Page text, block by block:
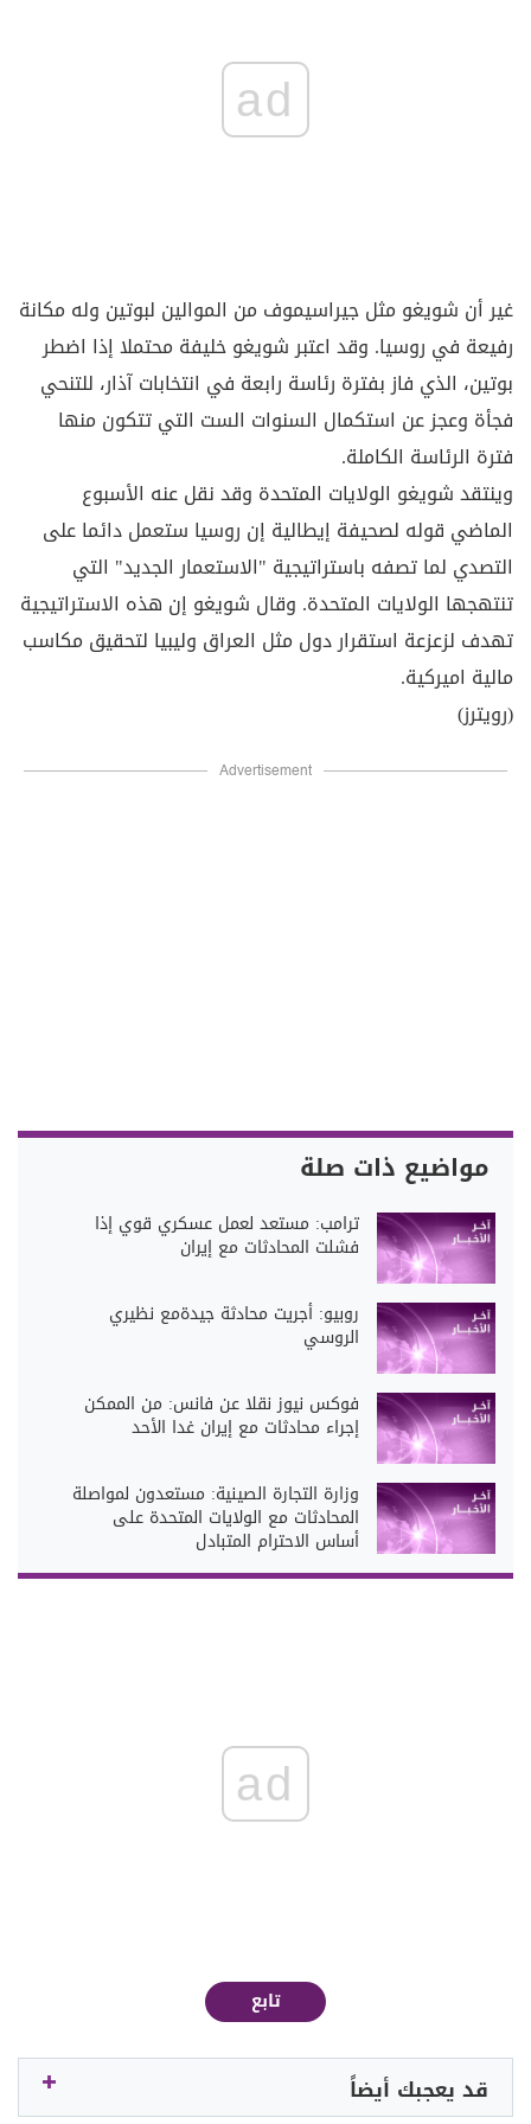
ad
غير أن شويغو مثل جيراسيموف من الموالين لبوتين وله مكانة
رفيعة في روسيا. وقد اعتبر شويغو خليفة محتملا إذا اضطر
بوتين، الذي فاز بفترة رئاسة رابعة في انتخابات آذار، للتنحي
فجأة وعجز عن استكمال السنوات الست التي تتكون منها
فترة الرئاسة الكاملة.
وينتقد شويغو الولايات المتحدة وقد نقل عنه الأسبوع
الماضي قوله لصحيفة إيطالية إن روسيا ستعمل دائما على
التصدي لما تصفه باستراتيجية "الاستعمار الجديد" التي
تنتهجها الولايات المتحدة. وقال شويغو إن هذه الاستراتيجية
تهدف لزعزعة استقرار دول مثل العراق وليبيا لتحقيق مكاسب
مالية اميركية.
(رويترز)
Advertisement
مواضيع ذات صلة
ترامب: مستعد لعمل عسكري قوي إذا
فشلت المحادثات مع إيران
روبيو: أجريت محادثة جيدةمع نظيري
الروسي
فوكس نيوز نقلا عن فانس: من الممكن
إجراء محادثات مع إيران غدا الأحد
وزارة التجارة الصينية: مستعدون لمواصلة
المحادثات مع الولايات المتحدة على
أساس الاحترام المتبادل
ad
تابع
قد يعجبك أيضاً